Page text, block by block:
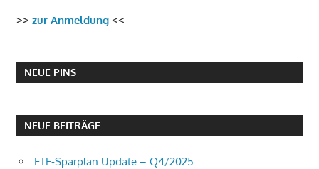
>> zur Anmeldung<<
NEUE PINS
NEUE BEITRÄGE
ETF-Sparplan Update – Q4/2025